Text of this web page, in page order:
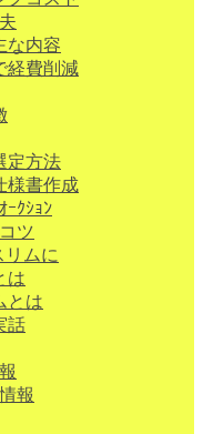
な内容
経費削減
定方法
様書作成
ｰｸｼｮﾝ
ツ
リムに
は
とは
話
報